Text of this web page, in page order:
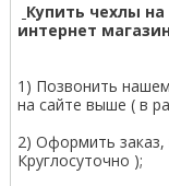
Купить чехлы
интернет
1) Позвонить
на сайте выше ( в
2) Оформить заказ,
Круглосуточно );